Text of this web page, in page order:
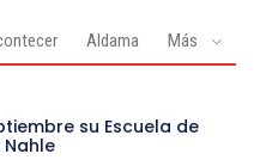
Aldama Más
su Escuela de